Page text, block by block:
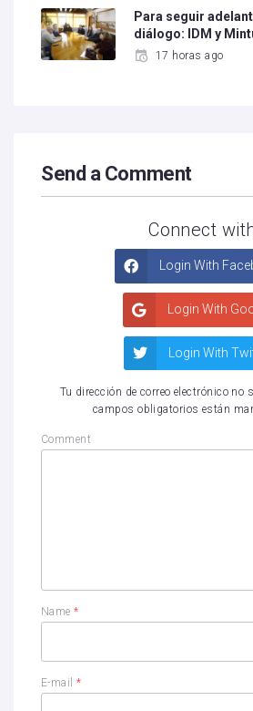
Para seguir
diálogo: IDM y
17 horas ago
Send a Comment
Connect
Login With
Login With
Login With
Tu dirección de correo electrónico no
campos obligatorios están
Comment
Name*
E-mail*